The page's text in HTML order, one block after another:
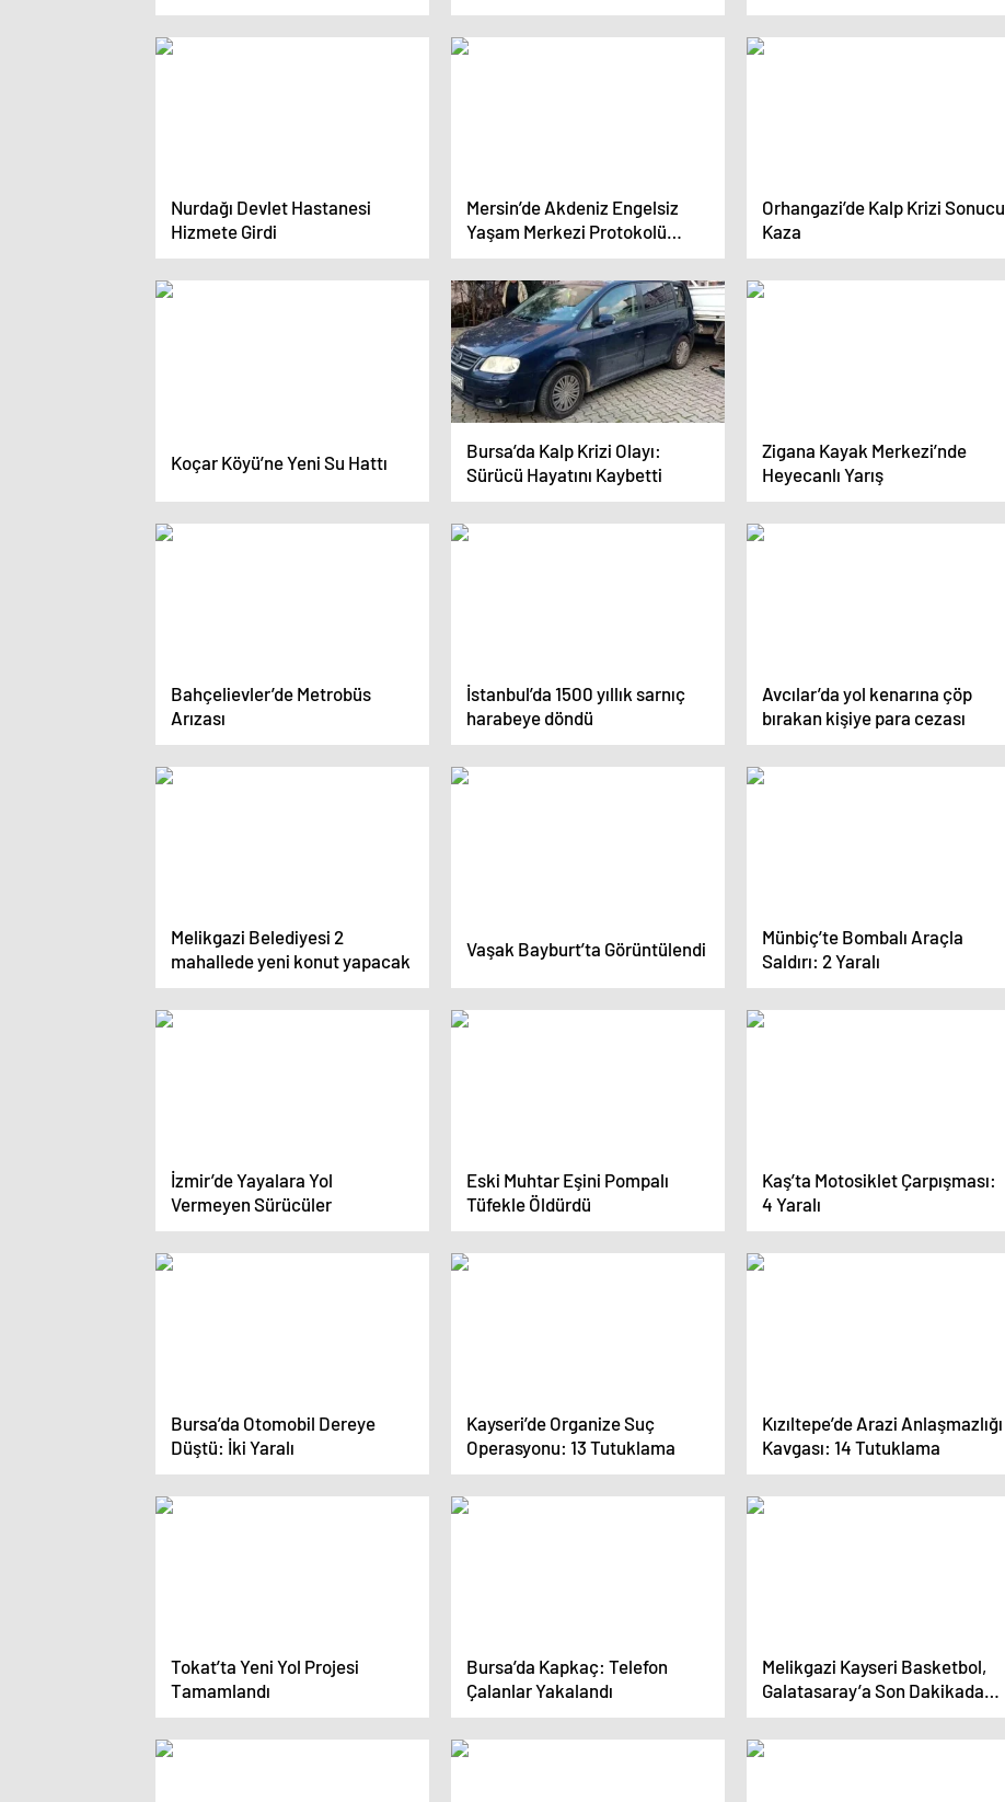
Açılışına Katıldı
Nurdağı Devlet Hastanesi
Hizmete Girdi
Mersin’de Akdeniz Engelsiz
Yaşam Merkezi Protokolü
İmzalandı
Orhangazi’de Kalp Krizi Sonucu
Kaza
Koçar Köyü’ne Yeni Su Hattı
Bursa’da Kalp Krizi Olayı:
Sürücü Hayatını Kaybetti
Zigana Kayak Merkezi’nde
Heyecanlı Yarış
Bahçelievler’de Metrobüs
Arızası
İstanbul’da 1500 yıllık sarnıç
harabeye döndü
Avcılar’da yol kenarına çöp
bırakan kişiye para cezası
Melikgazi Belediyesi 2
mahallede yeni konut yapacak
Vaşak Bayburt’ta Görüntülendi
Münbiç’te Bombalı Araçla
Saldırı: 2 Yaralı
İzmir’de Yayalara Yol
Vermeyen Sürücüler
Eski Muhtar Eşini Pompalı
Tüfekle Öldürdü
Kaş’ta Motosiklet Çarpışması:
4 Yaralı
Bursa’da Otomobil Dereye
Düştü: İki Yaralı
Kayseri’de Organize Suç
Operasyonu: 13 Tutuklama
Kızıltepe’de Arazi Anlaşmazlığı
Kavgası: 14 Tutuklama
Tokat’ta Yeni Yol Projesi
Tamamlandı
Bursa’da Kapkaç: Telefon
Çalanlar Yakalandı
Melikgazi Kayseri Basketbol,
Galatasaray’a Son Dakikada
Kaybetti